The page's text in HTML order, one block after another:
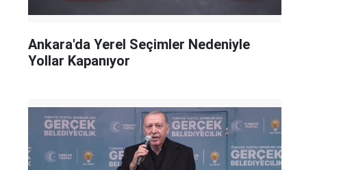
Ankara'da Yerel Seçimler Nedeniyle
Yollar Kapanıyor